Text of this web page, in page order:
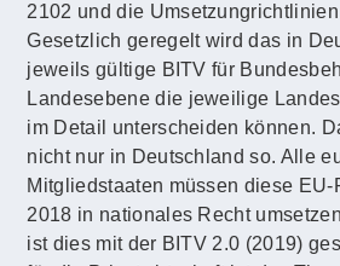
2102 und die
Gesetzlich geregelt wird das in
jeweils gültige BITV für
Landesebene die jeweilige
im Detail unterscheiden können.
nicht nur in Deutschland so. Alle
Mitgliedstaaten müssen diese
2018 in nationales Recht
ist dies mit der BITV 2.0 (2019)